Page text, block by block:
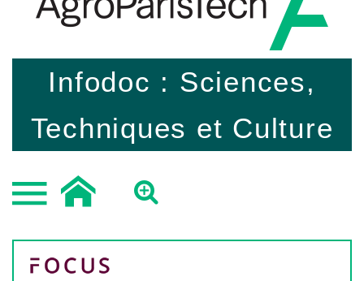
Infodoc : Sciences,
Techniques et Culture